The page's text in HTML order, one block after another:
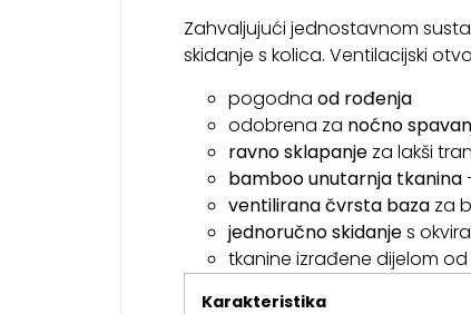
Zahvaljujući jednostavnom
skidanje s kolica. Ventilacijski
pogodna od rođenja
odobrena za noćno
ravno sklapanjeza lakši
bamboo unutarnja tkanina
ventilirana čvrsta bazaza
jednoručno skidanjes
tkanine izrađene dijelom od
Karakteristika